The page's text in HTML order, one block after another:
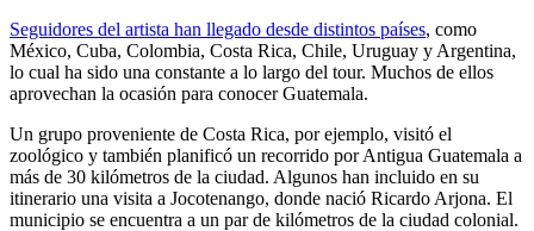
Seguidores del artista han llegado desde distintos países, como
México, Cuba, Colombia, Costa Rica, Chile, Uruguay y Argentina,
lo cual ha sido una constante a lo largo del tour. Muchos de ellos
aprovechan la ocasión para conocer Guatemala.
Un grupo proveniente de Costa Rica, por ejemplo, visitó el
zoológico y también planificó un recorrido por Antigua Guatemala a
más de 30 kilómetros de la ciudad. Algunos han incluido en su
itinerario una visita a Jocotenango, donde nació Ricardo Arjona. El
municipio se encuentra a un par de kilómetros de la ciudad colonial.